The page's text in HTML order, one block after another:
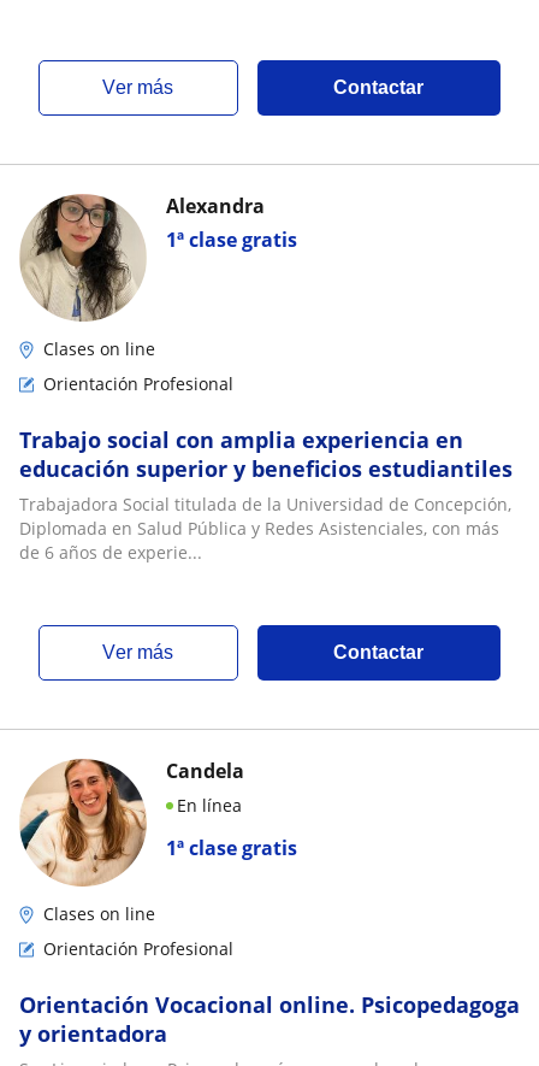
ver más Contactar
1ª clase gratis
Alexandra
Clases on line
Orientación Profesional
Trabajo social con amplia experiencia en
educación superior y beneficios estudiantiles
Trabajadora Social titulada de la Universidad de Concepción,
Diplomada en Salud Pública y Redes Asistenciales, con más
de 6 años de experie...
ver más Contactar
1ª clase gratis
Candela
En línea
Clases on line
Orientación Profesional
Orientación Vocacional online. Psicopedagoga
y orientadora